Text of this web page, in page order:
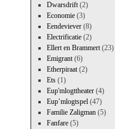
Dwarsdrift(2)
Economie(3)
Eendeviever(8)
Electrificatie(2)
Ellert en Brammert(23)
Emigrant(6)
Etherpiraat(2)
Ets(1)
Eup'mlogttheater(4)
Eup’mlogtspel(47)
Familie Zaligman(5)
Fanfare(5)